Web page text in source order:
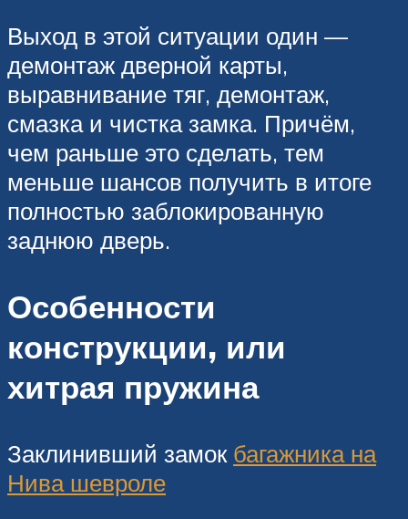
Выход в этой ситуации один —
демонтаж дверной карты,
выравнивание тяг, демонтаж,
смазка и чистка замка. Причём,
чем раньше это сделать, тем
меньше шансов получить в итоге
полностью заблокированную
заднюю дверь.
Особенности
конструкции, или
хитрая пружина
Заклинивший замок багажника на
Нива шевроле